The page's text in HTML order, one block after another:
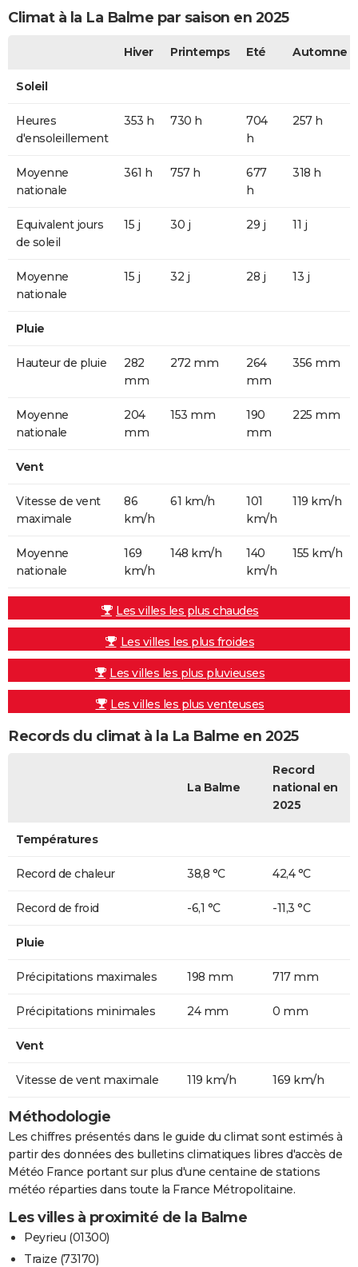
Climat à la La Balme par saison en 2025
Hiver Printemps Eté Automne
Soleil
Heures
d'ensoleillement
353 h 730 h
704
h
257 h
Moyenne
nationale
361 h 757 h
677
h
318 h
Equivalent jours
de soleil
15 j 30 j 29 j 11 j
Moyenne
nationale
15 j 32 j 28 j 13 j
Pluie
Hauteur de pluie
282
mm
272 mm
264
mm
356 mm
Moyenne
nationale
204
mm
153 mm
190
mm
225 mm
Vent
Vitesse de vent
maximale
86
km/h
61 km/h
101
km/h
119 km/h
Moyenne
nationale
169
km/h
148 km/h
140
km/h
155 km/h
Les villes les plus chaudes
Les villes les plus froides
Les villes les plus pluvieuses
Les villes les plus venteuses
Records du climat à la La Balme en 2025
La Balme
Record
national en
2025
Températures
Record de chaleur 38,8 °C 42,4 °C
Record de froid -6,1 °C -11,3 °C
Pluie
Précipitations maximales 198 mm 717 mm
Précipitations minimales 24 mm 0 mm
Vent
Vitesse de vent maximale 119 km/h 169 km/h
Méthodologie
Les chiffres présentés dans le guide du climat sont estimés à
partir des données des bulletins climatiques libres d'accès de
Météo France portant sur plus d'une centaine de stations
météo réparties dans toute la France Métropolitaine.
Les villes à proximité de la Balme
Peyrieu (01300)
Traize (73170)